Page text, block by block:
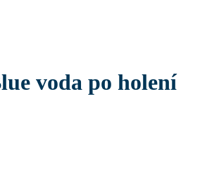
voda po holení